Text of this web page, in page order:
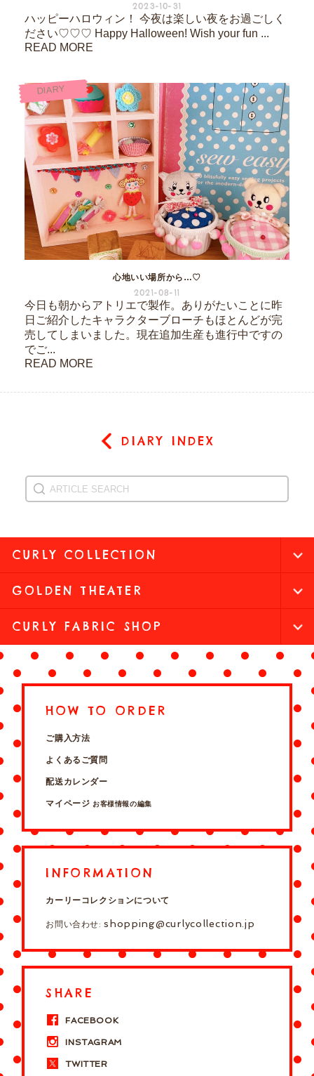
2023-10-31
ハッピーハロウィン！ 今夜は楽しい夜をお過ごしく
ださい♡♡♡ Happy Halloween! Wish your fun ...
READ MORE
DIARY
心地いい場所から…♡
2021-08-11
今日も朝からアトリエで製作。ありがたいことに昨
日ご紹介したキャラクターブローチもほとんどが完
売してしまいました。現在追加生産も進行中ですの
でご...
READ MORE
DIARY INDEX
CURLY COLLECTION
GOLDEN THEATER
CURLY FABRIC SHOP
HOW TO ORDER
ご購入方法
よくあるご質問
配送カレンダー
マイページ お客様情報の編集
INFORMATION
カーリーコレクションについて
お問い合わせ:shopping@curlycollection.jp
SHARE
FACEBOOK
INSTAGRAM
TWITTER